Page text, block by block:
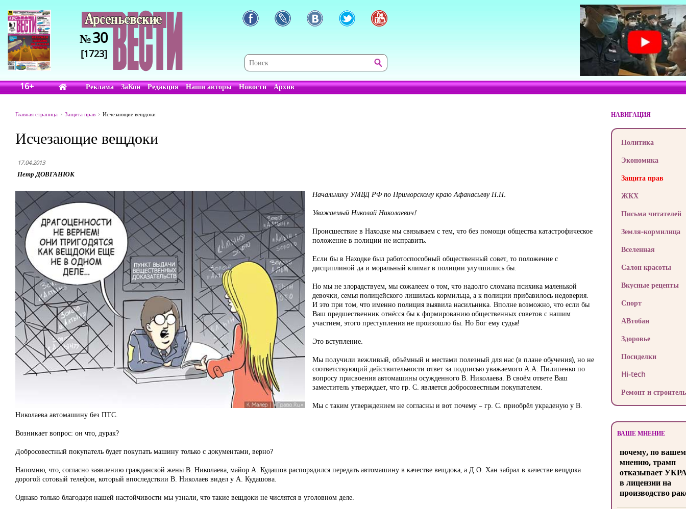
№30
[1723]
16+ Реклама ЗаКон Редакция Наши авторы Новости Архив
Главная страница Защита прав Исчезающие вещдоки
Исчезающие вещдоки
17.04.2013
Петр ДОВГАНЮК
Начальнику УМВД РФ по Приморскому краю Афанасьеву Н.Н.
Уважаемый Николай Николаевич!
Происшествие в Находке мы связываем с тем, что без помощи общества катастрофическое
положение в полиции не исправить.
Если бы в Находке был работоспособный общественный совет, то положение с
дисциплиной да и моральный климат в полиции улучшились бы.
Но мы не злорадствуем, мы сожалеем о том, что надолго сломана психика маленькой
девочки, семья полицейского лишилась кормильца, а к полиции прибавилось недоверия.
И это при том, что именно полиция выявила насильника. Вполне возможно, что если бы
Ваш предшественник отнёсся бы к формированию общественных советов с нашим
участием, этого преступления не произошло бы. Но Бог ему судья!
Это вступление.
Мы получили вежливый, объёмный и местами полезный для нас (в плане обучения), но не
соответствующий действительности ответ за подписью уважаемого А.А. Пилипенко по
вопросу присвоения автомашины осужденного В. Николаева. В своём ответе Ваш
заместитель утверждает, что гр. С. является добросовестным покупателем.
Мы с таким утверждением не согласны и вот почему – гр. С. приобрёл украденую у В.
Николаева автомашину без ПТС.
Возникает вопрос: он что, дурак?
Добросовестный покупатель будет покупать машину только с документами, верно?
Напомню, что, согласно заявлению гражданской жены В. Николаева, майор А. Кудашов распорядился передать автомашину в качестве вещдока, а Д.О. Хан забрал в качестве вещдока
дорогой сотовый телефон, который впоследствии В. Николаев видел у А. Кудашова.
Однако только благодаря нашей настойчивости мы узнали, что такие вещдоки не числятся в уголовном деле.
НАВИГАЦИЯ
Политика
Экономика
Защита прав
ЖКХ
Письма читателей
Земля-кормилица
Вселенная
Салон красоты
Вкусные рецепты
Спорт
АВтобан
Здоровье
Посиделки
Hi-tech
Ремонт и
ВАШЕ МНЕНИЕ
почему, по
мнению, трамп
отказывает
в лицензии на
производство